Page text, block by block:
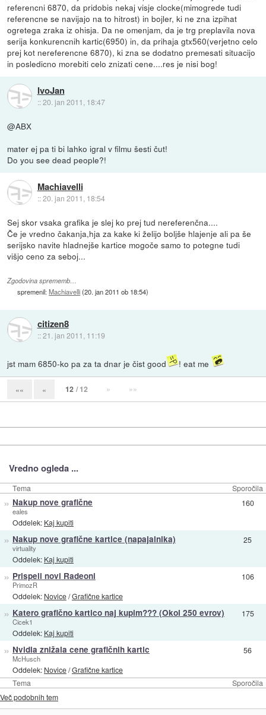
referencni 6870, da pridobis nekaj visje clocke(mimogrede tudi
referencne se navijajo na to hitrost) in bojler, ki ne zna izpihat
ogretega zraka iz ohisja. Da ne omenjam, da je trg preplavila nova
serija konkurencnih kartic(6950) in, da prihaja gtx560(verjetno celo
prej kot nereferencne 6870), ki zna se dodatno premesati situacijo
in posledicno morebiti celo znizati cene....res je nisi bog!
IvoJan
::20. jan 2011, 18:47
@ABX
mater ej pa ti bi lahko igral v filmu šesti čut!
Do you see dead people?!
Machiavelli
::20. jan 2011, 18:54
Sej skor vsaka grafika je slej ko prej tud nereferenčna....
Če je vredno čakanja,hja za kake ki želijo boljše hlajenje ali pa še
serijsko navite hladnejše kartice mogoče samo to potegne tudi
višjo ceno za seboj...
Zgodovina sprememb…
spremenil:Machiavelli(20. jan 2011 ob 18:54)
citizen8
::21. jan 2011, 11:19
jst mam 6850-ko pa za ta dnar je čist good ! eat me
«« « 12 / 12 » »»
Vredno ogleda ...
Tema Sporočila
Tema Sporočila
» Nakup nove grafične
eales
Oddelek: Kaj kupiti
160
» Nakup nove grafične kartice (napajalnika)
virtuality
Oddelek: Kaj kupiti
25
» Prispeli novi Radeoni
PrimozR
Oddelek: Novice/Grafične kartice
106
» Katero grafično kartico naj kupim??? (Okol 250 evrov)
Cicek1
Oddelek: Kaj kupiti
175
» Nvidia znižala cene grafičnih kartic
McHusch
Oddelek: Novice/Grafične kartice
56
Več podobnih tem